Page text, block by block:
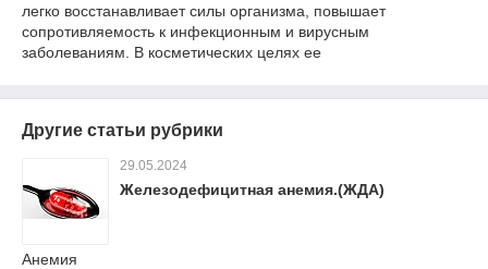
легко восстанавливает силы организма, повышает
сопротивляемость к инфекционным и вирусным
заболеваниям. В косметических целях ее
Другие статьи рубрики
29.05.2024
Железодефицитная анемия.(ЖДА)
Анемия